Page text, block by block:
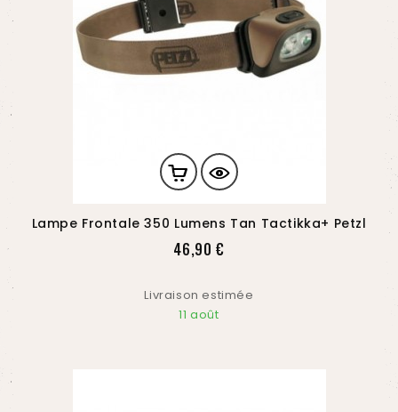
Lampe Frontale 350 Lumens Tan Tactikka+ Petzl
46,90 €Prix
Livraison estimée
11 août